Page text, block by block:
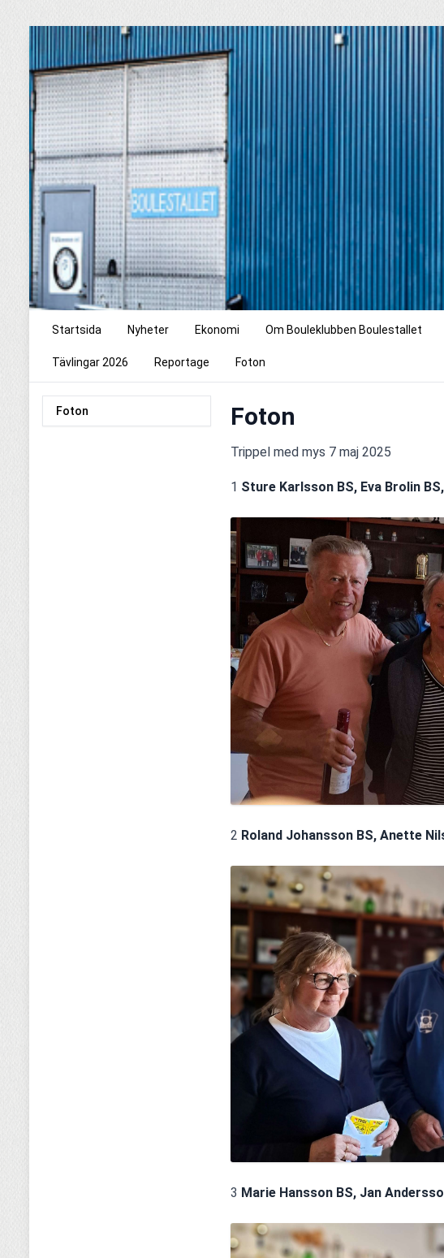
Startsida Nyheter Ekonomi Om Bouleklubben Boulestallet
Tävlingar 2026 Reportage Foton
Foton Foton
Trippel med mys 7 maj 2025
1 Sture Karlsson BS, Eva Brolin
2 Roland Johansson BS, Anette
3 Marie Hansson BS, Jan